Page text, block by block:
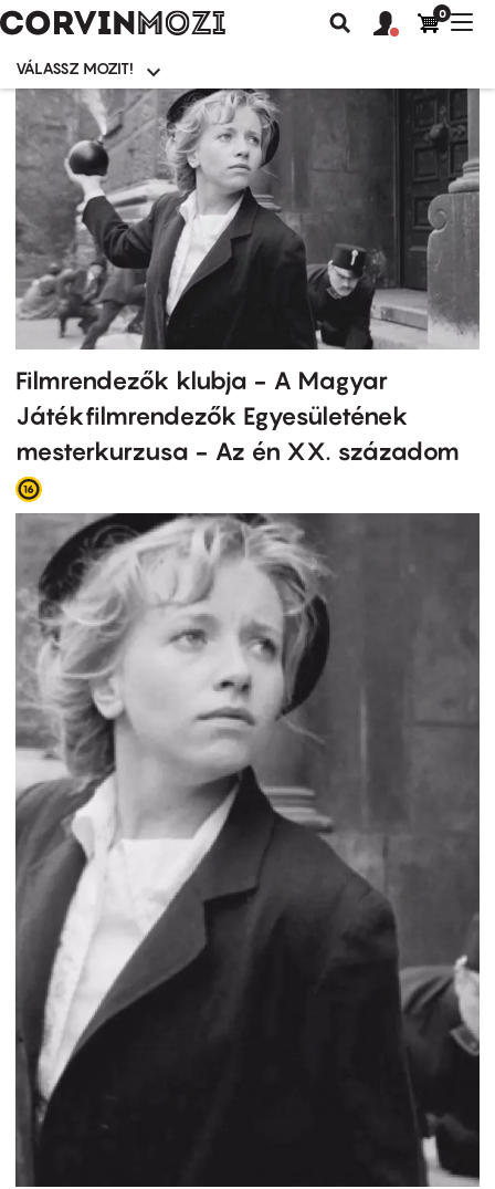
Ugrás
tartalomra
Moziválasztó
menü
VÁLASSZ MOZIT!
Keresés
Felhasználói
fiók
0
Filmrendezők klubja - A Magyar
Játékfilmrendezők Egyesületének
mesterkurzusa - Az én XX. századom